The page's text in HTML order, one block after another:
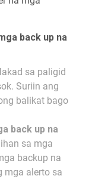
back up na
sa paligid
Suriin ang
balikat bago
back up na
sa mga
backup na
mga alerto sa